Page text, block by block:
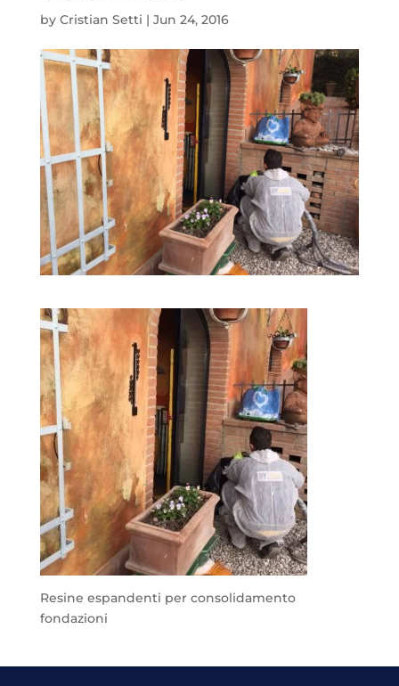
by Cristian Setti | Jun 24, 2016
Resine espandenti per consolidamento
fondazioni